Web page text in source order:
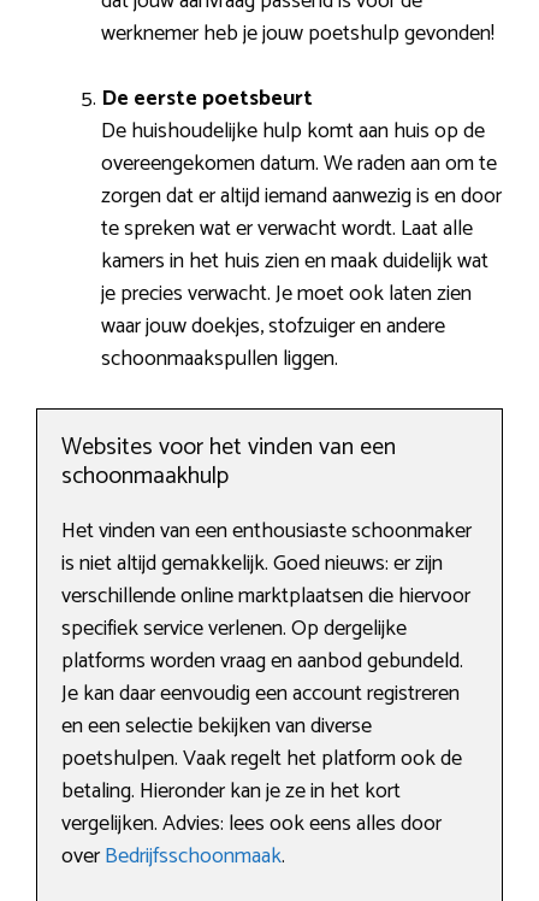
werknemer heb je jouw poetshulp gevonden!
De eerste poetsbeurt
De huishoudelijke hulp komt aan huis op de
overeengekomen datum. We raden aan om te
zorgen dat er altijd iemand aanwezig is en door
te spreken wat er verwacht wordt. Laat alle
kamers in het huis zien en maak duidelijk wat
je precies verwacht. Je moet ook laten zien
waar jouw doekjes, stofzuiger en andere
schoonmaakspullen liggen.
Websites voor het vinden van een
schoonmaakhulp
Het vinden van een enthousiaste schoonmaker
is niet altijd gemakkelijk. Goed nieuws: er zijn
verschillende online marktplaatsen die hiervoor
specifiek service verlenen. Op dergelijke
platforms worden vraag en aanbod gebundeld.
Je kan daar eenvoudig een account registreren
en een selectie bekijken van diverse
poetshulpen. Vaak regelt het platform ook de
betaling. Hieronder kan je ze in het kort
vergelijken. Advies: lees ook eens alles door
overBedrijfsschoonmaak.